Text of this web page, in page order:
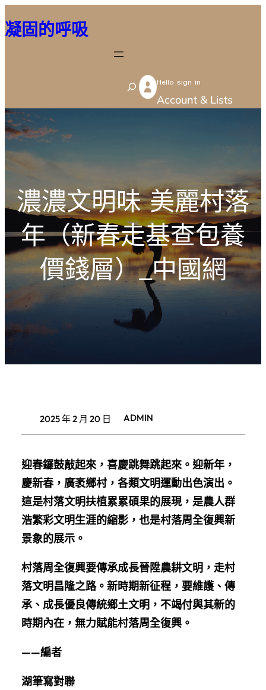
至
容
凝固的呼吸
S
e
Hello sign in
Account & Lists
濃濃文明味 美麗村落
年（新春走基查包養
價錢層）_中國網
2025 年 2 月 20 日 ADMIN
迎春鑼鼓敲起來，喜慶跳舞跳起來。迎新年，
慶新春，廣袤鄉村，各類文明運動出色演出。
這是村落文明扶植累累碩果的展現，是農人群
浩繁彩文明生涯的縮影，也是村落周全復興新
景象的展示。
村落周全復興要傳承成長晉陞農耕文明，走村
落文明昌隆之路。新時期新征程，要維護、傳
承、成長優良傳統鄉土文明，不竭付與其新的
時期內在，無力賦能村落周全復興。
——編者
湖筆寫對聯